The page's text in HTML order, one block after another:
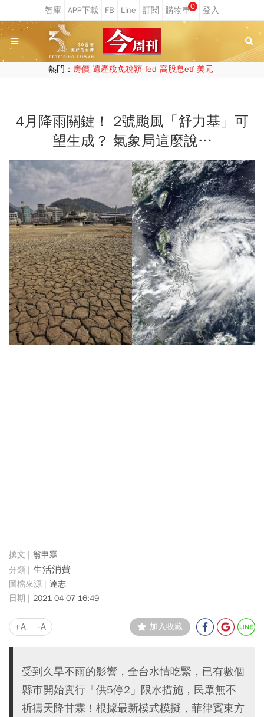
0
熱門： 房價 遺產稅免稅額 fed 高股息etf 美元
4月降雨關鍵！ 2號颱風「舒力基」可
望生成？ 氣象局這麼說…
翁申霖
生活消費
達志
2021-04-07 16:49
+A -A 加入收藏
受到久旱不雨的影響，全台水情吃緊，已有數個
縣市開始實行「供5停2」限水措施，民眾無不
祈禱天降甘霖！根據最新模式模擬，菲律賓東方